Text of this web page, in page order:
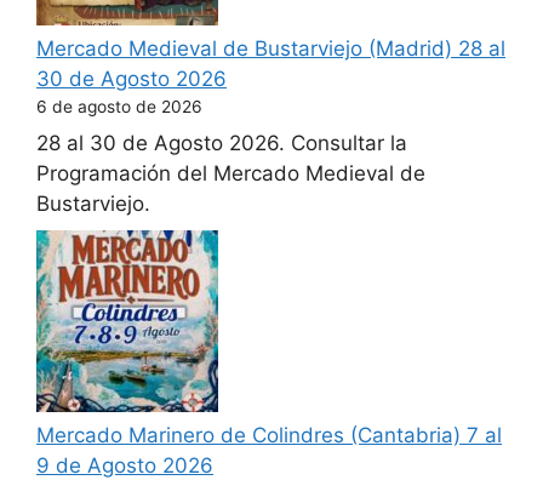
Mercado Medieval de Bustarviejo (Madrid) 28 al
30 de Agosto 2026
6 de agosto de 2026
28 al 30 de Agosto 2026. Consultar la
Programación del Mercado Medieval de
Bustarviejo.
Mercado Marinero de Colindres (Cantabria) 7 al
9 de Agosto 2026